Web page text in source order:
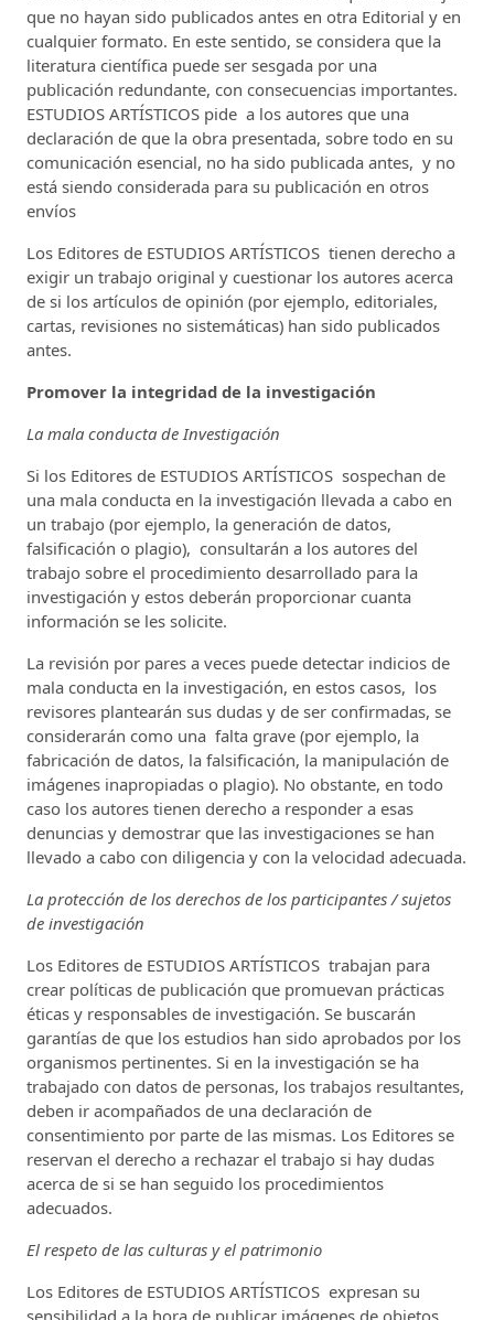
que no hayan sido publicados antes en otra Editorial y en
cualquier formato. En este sentido, se considera que la
literatura científica puede ser sesgada por una
publicación redundante, con consecuencias importantes.
ESTUDIOS ARTÍSTICOS pide a los autores que una
declaración de que la obra presentada, sobre todo en su
comunicación esencial, no ha sido publicada antes, y no
está siendo considerada para su publicación en otros
envíos
Los Editores de ESTUDIOS ARTÍSTICOS tienen derecho a
exigir un trabajo original y cuestionar los autores acerca
de si los artículos de opinión (por ejemplo, editoriales,
cartas, revisiones no sistemáticas) han sido publicados
antes.
Promover la integridad de la investigación
La mala conducta de Investigación
Si los Editores de ESTUDIOS ARTÍSTICOS sospechan de
una mala conducta en la investigación llevada a cabo en
un trabajo (por ejemplo, la generación de datos,
falsificación o plagio), consultarán a los autores del
trabajo sobre el procedimiento desarrollado para la
investigación y estos deberán proporcionar cuanta
información se les solicite.
La revisión por pares a veces puede detectar indicios de
mala conducta en la investigación, en estos casos, los
revisores plantearán sus dudas y de ser confirmadas, se
considerarán como una falta grave (por ejemplo, la
fabricación de datos, la falsificación, la manipulación de
imágenes inapropiadas o plagio). No obstante, en todo
caso los autores tienen derecho a responder a esas
denuncias y demostrar que las investigaciones se han
llevado a cabo con diligencia y con la velocidad adecuada.
La protección de los derechos de los participantes / sujetos
de investigación
Los Editores de ESTUDIOS ARTÍSTICOS trabajan para
crear políticas de publicación que promuevan prácticas
éticas y responsables de investigación. Se buscarán
garantías de que los estudios han sido aprobados por los
organismos pertinentes. Si en la investigación se ha
trabajado con datos de personas, los trabajos resultantes,
deben ir acompañados de una declaración de
consentimiento por parte de las mismas. Los Editores se
reservan el derecho a rechazar el trabajo si hay dudas
acerca de si se han seguido los procedimientos
adecuados.
El respeto de las culturas y el patrimonio
Los Editores de ESTUDIOS ARTÍSTICOS expresan su
sensibilidad a la hora de publicar imágenes de objetos